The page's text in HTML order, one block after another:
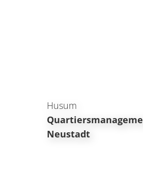
Husum
Neustadt